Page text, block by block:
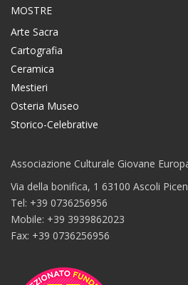
MOSTRE
Arte Sacra
Cartografia
Ceramica
Mestieri
Osteria Museo
Storico-Celebrative
Associazione Culturale Giovane
Via della bonifica, 1 63100 Ascoli
Tel: +39 0736256956
Mobile: +39 3939862023
Fax: +39 0736256956